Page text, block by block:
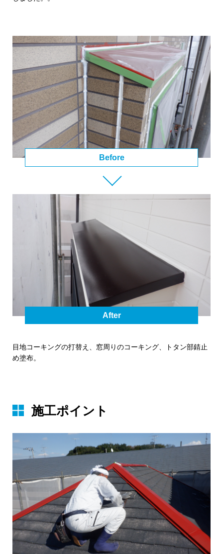
Before
After
目地コーキングの打替え、窓周りのコーキング、トタン部錆止
め塗布。
施⼯ポイント